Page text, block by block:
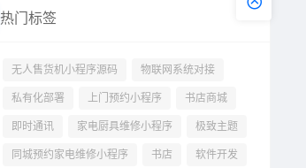
热门标签
无人售货机小程序源码 物联网系统对接
私有化部署 上门预约小程序 书店商城
即时通讯 家电厨具维修小程序 极致主题
同城预约家电维修小程序 书店 软件开发